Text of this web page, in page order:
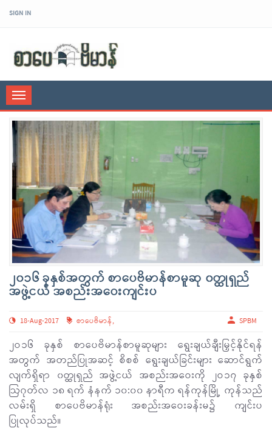
SIGN IN
Toggle
navigation
၂၀၁၆ ခုနှစ်အတွက် စာပေဗိမာန်စာမူဆု ၀တ္ထုရှည်
အဖွဲ့ငယ် အစည်းအဝေးကျင်းပ
18-Aug-2017 စာပေဗိမာန်, SPBM
၂ဝ၁၆ ခုနှစ် စာပေဗိမာန်စာမူဆုများ ရွေးချယ်ချီးမြှင့်နိုင်ရန်
အတွက် အတည်ပြုအဆင့် စိစစ် ရွေးချယ်ခြင်းများ ဆောင်ရွက်
လျက်ရှိရာ ၀တ္ထုရှည် အဖွဲ့ငယ် အစည်းအဝေးကို ၂ဝ၁၇ ခုနှစ်
ဩဂုတ်လ ၁၈ ရက် နံနက် ၁၀:၀၀ နာရီက ရန်ကုန်မြို့ ကုန်သည်
လမ်းရှိ စာပေဗိမာန်ရုံး အစည်းအဝေးခန်းမ၌ ကျင်းပ
ပြုလုပ်သည်။